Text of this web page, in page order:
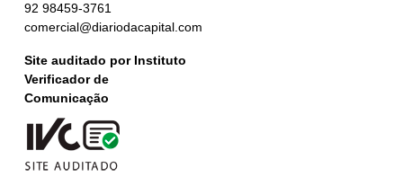
92 98459-3761
comercial@diariodacapital.com
Site auditado por Instituto
Verificador de
Comunicação